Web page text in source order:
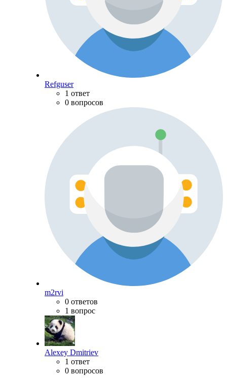
Refguser
1 ответ
0 вопросов
m2rvi
0 ответов
1 вопрос
Alexey Dmitriev
1 ответ
0 вопросов